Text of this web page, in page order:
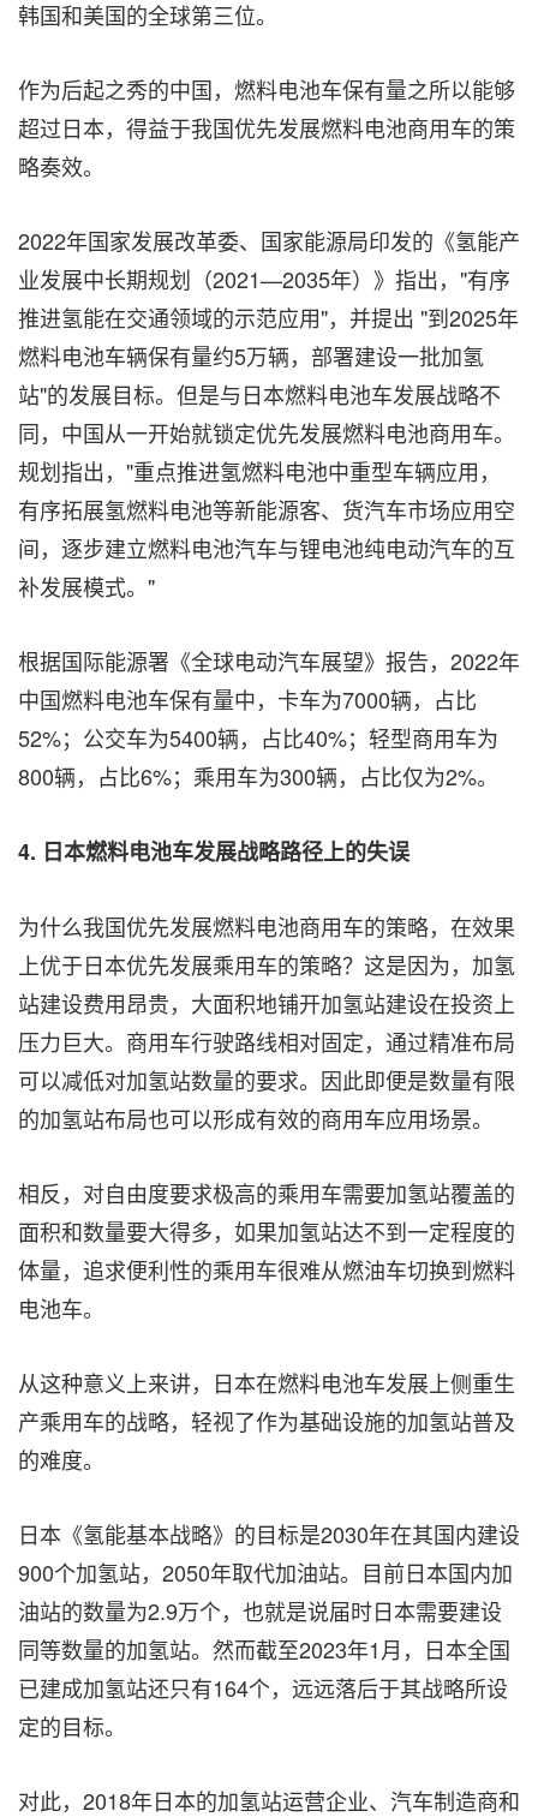
韩国和美国的全球第三位。
作为后起之秀的中国，燃料电池车保有量之所以能够
超过日本，得益于我国优先发展燃料电池商用车的策
略奏效。
2022年国家发展改革委、国家能源局印发的《氢能产
业发展中长期规划（2021—2035年）》指出，"有序
推进氢能在交通领域的示范应用"，并提出 "到2025年
燃料电池车辆保有量约5万辆，部署建设一批加氢
站"的发展目标。但是与日本燃料电池车发展战略不
同，中国从一开始就锁定优先发展燃料电池商用车。
规划指出，"重点推进氢燃料电池中重型车辆应用，
有序拓展氢燃料电池等新能源客、货汽车市场应用空
间，逐步建立燃料电池汽车与锂电池纯电动汽车的互
补发展模式。"
根据国际能源署《全球电动汽车展望》报告，2022年
中国燃料电池车保有量中，卡车为7000辆，占比
52%；公交车为5400辆，占比40%；轻型商用车为
800辆，占比6%；乘用车为300辆，占比仅为2%。
4. 日本燃料电池车发展战略路径上的失误
为什么我国优先发展燃料电池商用车的策略，在效果
上优于日本优先发展乘用车的策略？这是因为，加氢
站建设费用昂贵，大面积地铺开加氢站建设在投资上
压力巨大。商用车行驶路线相对固定，通过精准布局
可以减低对加氢站数量的要求。因此即便是数量有限
的加氢站布局也可以形成有效的商用车应用场景。
相反，对自由度要求极高的乘用车需要加氢站覆盖的
面积和数量要大得多，如果加氢站达不到一定程度的
体量，追求便利性的乘用车很难从燃油车切换到燃料
电池车。
从这种意义上来讲，日本在燃料电池车发展上侧重生
产乘用车的战略，轻视了作为基础设施的加氢站普及
的难度。
日本《氢能基本战略》的目标是2030年在其国内建设
900个加氢站，2050年取代加油站。目前日本国内加
油站的数量为2.9万个，也就是说届时日本需要建设
同等数量的加氢站。然而截至2023年1月，日本全国
已建成加氢站还只有164个，远远落后于其战略所设
定的目标。
对此，2018年日本的加氢站运营企业、汽车制造商和